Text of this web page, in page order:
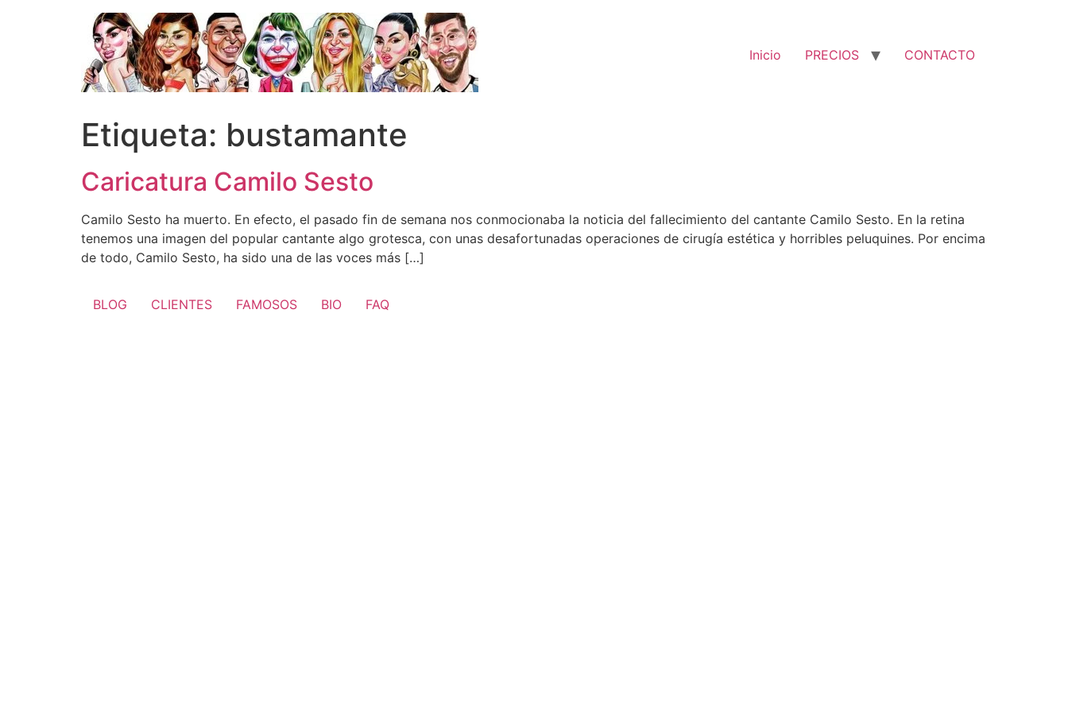
Inicio PRECIOS CONTACTO
Etiqueta: bustamante
Caricatura Camilo Sesto
Camilo Sesto ha muerto. En efecto, el pasado fin de semana nos conmocionaba la noticia del fallecimiento del cantante Camilo Sesto. En la retina
tenemos una imagen del popular cantante algo grotesca, con unas desafortunadas operaciones de cirugía estética y horribles peluquines. Por encima
de todo, Camilo Sesto, ha sido una de las voces más […]
BLOG CLIENTES FAMOSOS BIO FAQ